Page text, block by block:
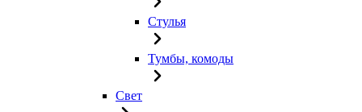
Стулья
Тумбы, комоды
Свет